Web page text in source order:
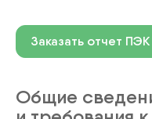
Заказать отчет ПЭК
Общие